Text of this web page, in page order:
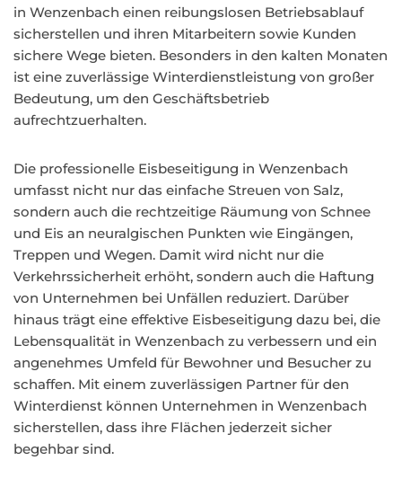
in Wenzenbach einen reibungslosen Betriebsablauf
sicherstellen und ihren Mitarbeitern sowie Kunden
sichere Wege bieten. Besonders in den kalten Monaten
ist eine zuverlässige Winterdienstleistung von großer
Bedeutung, um den Geschäftsbetrieb
aufrechtzuerhalten.
Die professionelle Eisbeseitigung in Wenzenbach
umfasst nicht nur das einfache Streuen von Salz,
sondern auch die rechtzeitige Räumung von Schnee
und Eis an neuralgischen Punkten wie Eingängen,
Treppen und Wegen. Damit wird nicht nur die
Verkehrssicherheit erhöht, sondern auch die Haftung
von Unternehmen bei Unfällen reduziert. Darüber
hinaus trägt eine effektive Eisbeseitigung dazu bei, die
Lebensqualität in Wenzenbach zu verbessern und ein
angenehmes Umfeld für Bewohner und Besucher zu
schaffen. Mit einem zuverlässigen Partner für den
Winterdienst können Unternehmen in Wenzenbach
sicherstellen, dass ihre Flächen jederzeit sicher
begehbar sind.